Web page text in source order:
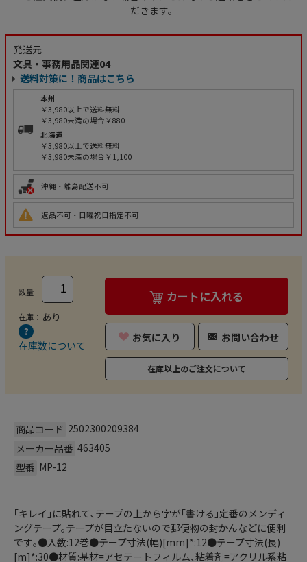
だきます。
発送元
文具・事務用品関連04
送料対策に！商品はこちら
本州
￥3,980以上で送料無料
￥3,980未満の場合￥880
北海道
￥3,980以上で送料無料
￥3,980未満の場合￥1,100
沖縄・離島配送不可
返品不可・日曜祝日指定不可
数量
在庫： あり
在庫数について
カートに入れる
お気に入り お問い合わせ
在庫以上のご注文について
商品コード 2502300209384
メーカー品番 463405
型番 MP-12
｢キレイ｣に貼れて､テープの上から字が｢書ける｣定番のメンディ
ングテープ｡テープが目立たないので郵便物の封かんなどに便利
です｡●入数:12巻●テープ寸法(幅)[mm]*:12●テープ寸法(長)
[m]*:30●材質:基材=アセテートフィルム､粘着剤=アクリル系粘